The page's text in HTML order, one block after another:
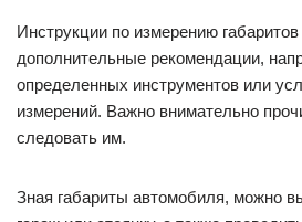
Инструкции по измерению
дополнительные рекомендации,
определенных инструментов или
измерений. Важно внимательно
следовать им.
Зная габариты автомобиля, можно